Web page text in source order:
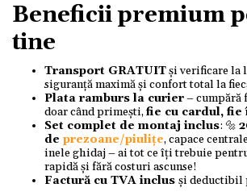
Beneficii premium
tine
Transport GRATUITși verificare la
siguranță maximă și confort total la
Plata ramburs la curier– cumpără
doar când primești,fie cu cardul, fie
Set complet de montaj inclus: 🔩
de prezoane/piulițe, capace
inele ghidaj – ai tot ce îți trebuie
rapidă și fără costuri ascunse!
Factură cu TVA inclus și deductibil